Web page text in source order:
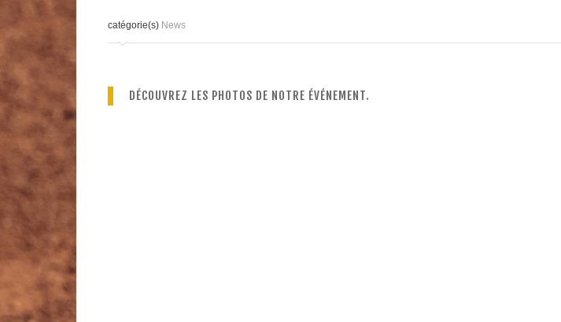
catégorie(s) News
DÉCOUVREZ LES PHOTOS DE NOTRE ÉVÉNEMENT.